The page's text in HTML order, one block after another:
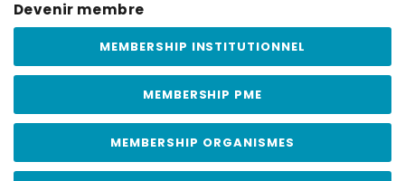
Devenir membre
MEMBERSHIP INSTITUTIONNEL
MEMBERSHIP PME
MEMBERSHIP ORGANISMES